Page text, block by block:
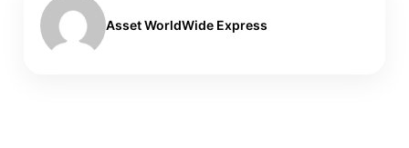
Asset WorldWide Express